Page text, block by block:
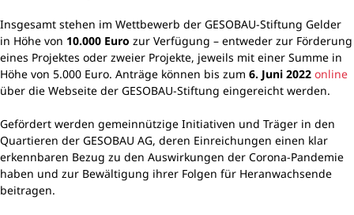
Insgesamt stehen im Wettbewerb der GESOBAU-Stiftung Gelder
in Höhe von 10.000 Euro zur Verfügung – entweder zur Förderung
eines Projektes oder zweier Projekte, jeweils mit einer Summe in
Höhe von 5.000 Euro. Anträge können bis zum 6. Juni 2022 online
über die Webseite der GESOBAU-Stiftung eingereicht werden.
Gefördert werden gemeinnützige Initiativen und Träger in den
Quartieren der GESOBAU AG, deren Einreichungen einen klar
erkennbaren Bezug zu den Auswirkungen der Corona-Pandemie
haben und zur Bewältigung ihrer Folgen für Heranwachsende
beitragen.